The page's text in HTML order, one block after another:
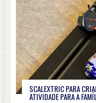
SCALEXTRIC PARA
ATIVIDADE PARA A